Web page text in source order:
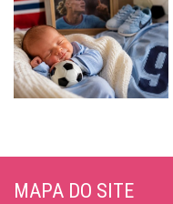
MAPA DO SITE